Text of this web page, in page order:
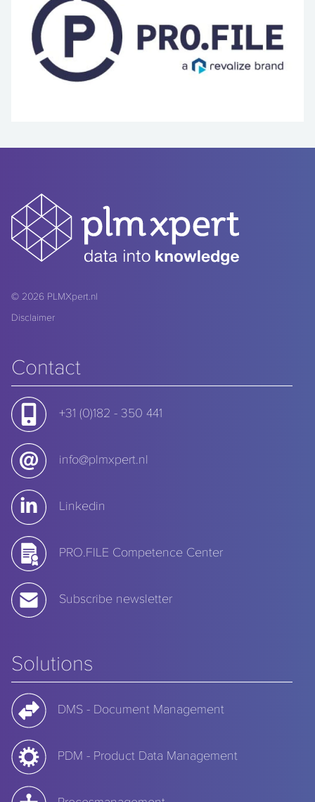
© 2026 PLMXpert.nl
Disclaimer
Contact
+31 (0)182 - 350 441
info@plmxpert.nl
Linkedin
PRO.FILE Competence Center
Subscribe newsletter
Solutions
DMS - Document Management
PDM - Product Data Management